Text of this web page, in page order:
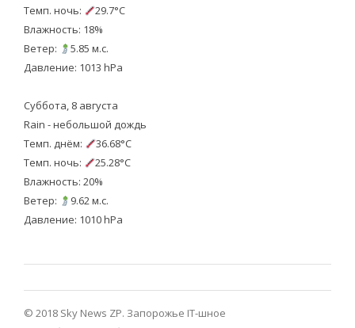
Темп. ночь:
29.7°C
Влажность: 18%
Ветер:
5.85 м.с.
Давление: 1013 hPa
Суббота, 8 августа
Rain - небольшой дождь
Темп. днём:
36.68°C
Темп. ночь:
25.28°C
Влажность: 20%
Ветер:
9.62 м.с.
Давление: 1010 hPa
© 2018 Sky News ZP. Запорожье IT-шное